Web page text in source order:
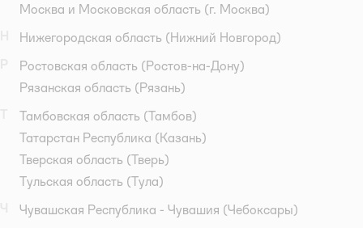
Москва и Московская область (г. Москва)
Нижегородская область (Нижний Новгород)
Ростовская область (Ростов-на-Дону)
Рязанская область (Рязань)
Тамбовская область (Тамбов)
Татарстан Республика (Казань)
Тверская область (Тверь)
Тульская область (Тула)
Чувашская Республика - Чувашия (Чебоксары)